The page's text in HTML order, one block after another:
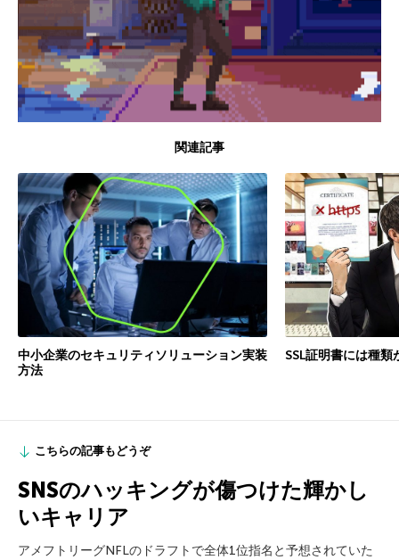
関連記事
中小企業のセキュリティソリューション実装
方法
SSL証明書には種類
こちらの記事もどうぞ
SNSのハッキングが傷つけた輝かし
いキャリア
アメフトリーグNFLのドラフトで全体1位指名と予想されていた